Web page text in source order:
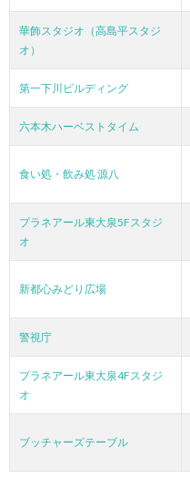
華飾スタジオ（高島平スタジ
オ）
第一下川ビルディング
六本木ハーベストタイム
食い処・飲み処 源八
プラネアール東大泉5Fスタジ
オ
新都心みどり広場
警視庁
プラネアール東大泉4Fスタジ
オ
ブッチャーズテーブル